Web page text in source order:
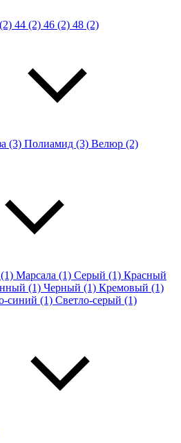
44 (2) 46 (2) 48 (2)
(3) Полиамид (3) Велюр (2)
Марсала (1) Серый (1) Красный
(1) Черный (1) Кремовый (1)
синий (1) Светло-серый (1)